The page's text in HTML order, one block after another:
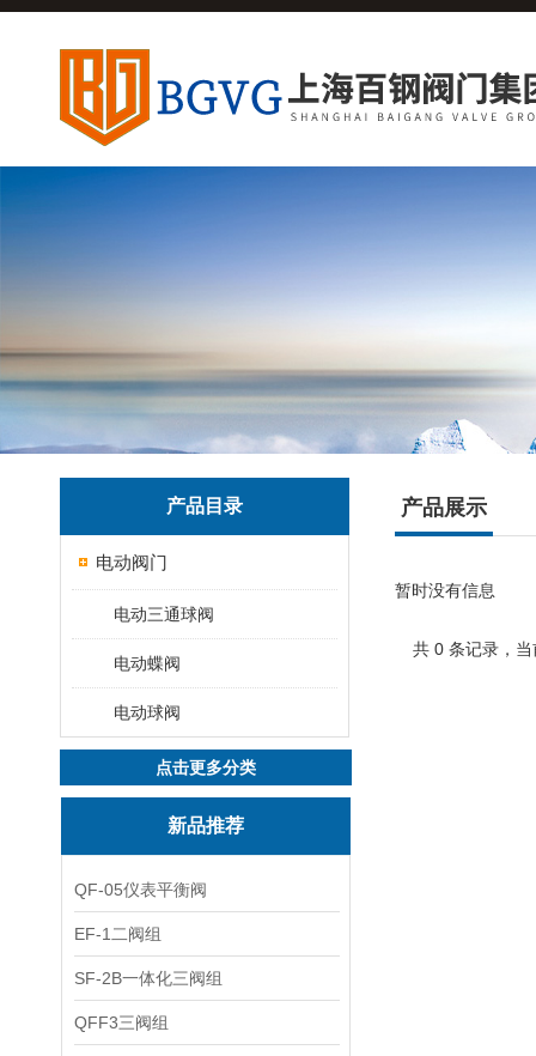
产品目录
电动阀门
电动三通球阀
电动蝶阀
电动球阀
点击更多分类
新品推荐
QF-05仪表平衡阀
EF-1二阀组
SF-2B一体化三阀组
QFF3三阀组
产品展示
暂时没有信息
共 0 条记录，